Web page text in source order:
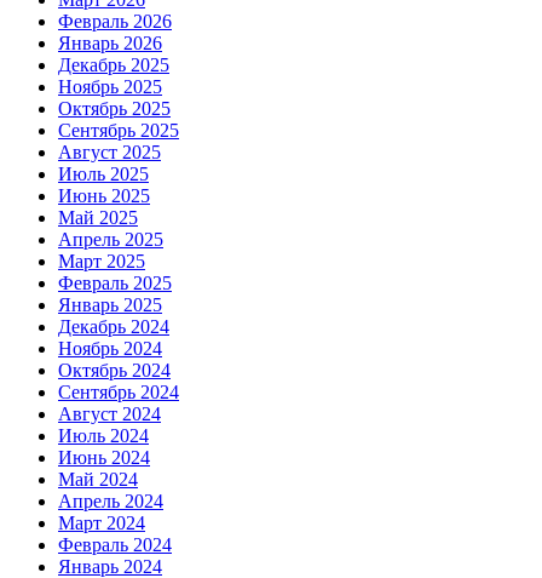
Февраль 2026
Январь 2026
Декабрь 2025
Ноябрь 2025
Октябрь 2025
Сентябрь 2025
Август 2025
Июль 2025
Июнь 2025
Май 2025
Апрель 2025
Март 2025
Февраль 2025
Январь 2025
Декабрь 2024
Ноябрь 2024
Октябрь 2024
Сентябрь 2024
Август 2024
Июль 2024
Июнь 2024
Май 2024
Апрель 2024
Март 2024
Февраль 2024
Январь 2024